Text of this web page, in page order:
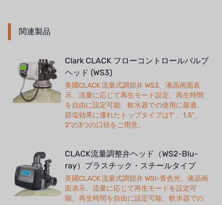
関連製品
Clark CLACK フローコントロールバルブ
ヘッド (WS3)
美國CLACK 流量式調節弁 WS3、液晶画面表
示、流量に応じて再生モード設定、再生時間
を自由に設定可能、軟水器での使用に最適、
節塩効果に優れたトップタイプは1" 、1.5"、
2"の3つの口径をご用意。
CLACK流量調整弁ヘッド（WS2-Blu-
ray）プラスチック・スチールタイプ
美國CLACK 流量式調節弁 WSl-青色光、液晶画
面表示、流量に応じて再生モードを設定可
能、再生時間を自由に設定可能、軟水器での